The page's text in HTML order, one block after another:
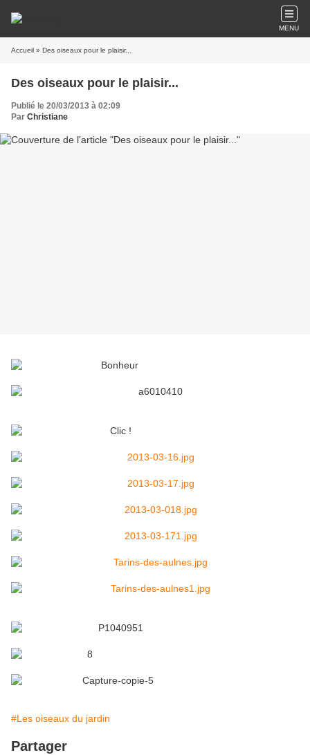
MENU
Accueil » Des oiseaux pour le plaisir...
Des oiseaux pour le plaisir...
Publié le 20/03/2013 à 02:09
Par Christiane
#Les oiseaux du jardin
Partager